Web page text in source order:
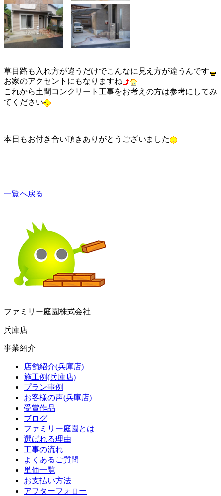
草目路も入れ方が違うだけでこんなに見え方が違うんです
お家のアクセントにもなりますね
これから土間コンクリート工事をお考えの方は参考にしてみ
てください
本日もお付き合い頂きありがとうございました
一覧へ戻る
ファミリー庭園株式会社
兵庫店
事業紹介
店舗紹介(兵庫店)
施工例(兵庫店)
プラン事例
お客様の声(兵庫店)
受賞作品
ブログ
ファミリー庭園とは
選ばれる理由
工事の流れ
よくあるご質問
単価一覧
お支払い方法
アフターフォロー